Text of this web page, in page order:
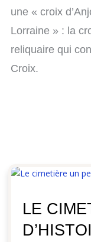
une « croix
Lorraine » : la
reliquaire qui
Croix.
LE